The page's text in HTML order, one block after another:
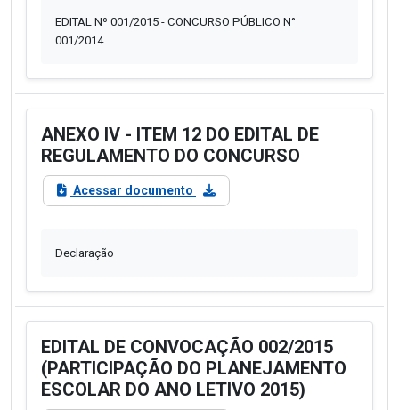
EDITAL Nº 001/2015 - CONCURSO PÚBLICO N°
001/2014
ANEXO IV - ITEM 12 DO EDITAL DE
REGULAMENTO DO CONCURSO
Acessar documento
Declaração
EDITAL DE CONVOCAÇÃO 002/2015
(PARTICIPAÇÃO DO PLANEJAMENTO
ESCOLAR DO ANO LETIVO 2015)